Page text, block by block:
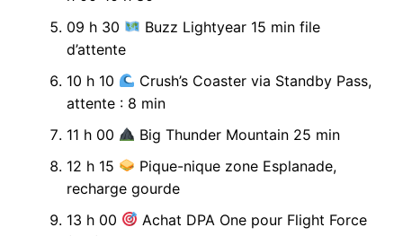
09 h 30
Buzz Lightyear 15 min file
d’attente
10 h 10
Crush’s Coaster via Standby Pass,
attente : 8 min
11 h 00
Big Thunder Mountain 25 min
12 h 15
Pique-nique zone Esplanade,
recharge gourde
13 h 00
Achat DPA One pour Flight Force